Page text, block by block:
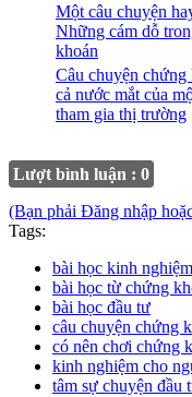
Một câu chuyện
Những cám dỗ
khoán
Câu chuyện
cả nước mắt của
tham gia thị trường
Lượt bình luận : 0
(Bạn phải Đăng nhập
Tags:
bài học kinh
bài học từ chứng
bài học đầu tư
câu chuyện chứng
có nên chơi chứng
kinh nghiệm cho
tâm sự chuyện đầu